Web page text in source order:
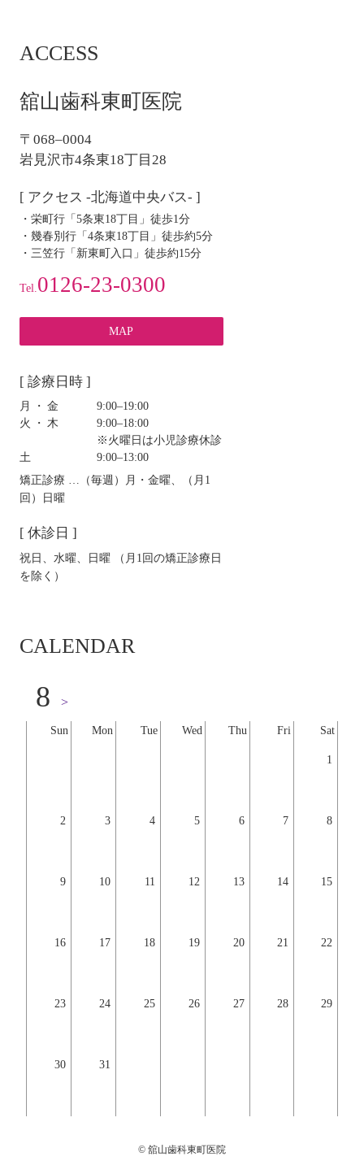
ACCESS
舘山歯科東町医院
〒068–0004
岩見沢市4条東18丁目28
[ アクセス -北海道中央バス- ]
・栄町行「5条東18丁目」徒歩1分
・幾春別行「4条東18丁目」徒歩約5分
・三笠行「新東町入口」徒歩約15分
Tel. 0126-23-0300
MAP
[ 診療日時 ]
月・金
9:00‒19:00
火・木
9:00‒18:00
※火曜日は小児診療休診
土
9:00‒13:00
矯正診療 …（毎週）月・金曜、（月1
回）日曜
[ 休診日 ]
祝日、水曜、日曜 （月1回の矯正診療日
を除く）
CALENDAR
Sun Mon Tue Wed Thu Fri Sat
1
2 3 4 5 6 7 8
9 10 11 12 13 14 15
16 17 18 19 20 21 22
23 24 25 26 27 28 29
30 31
8 >
© 舘山歯科東町医院